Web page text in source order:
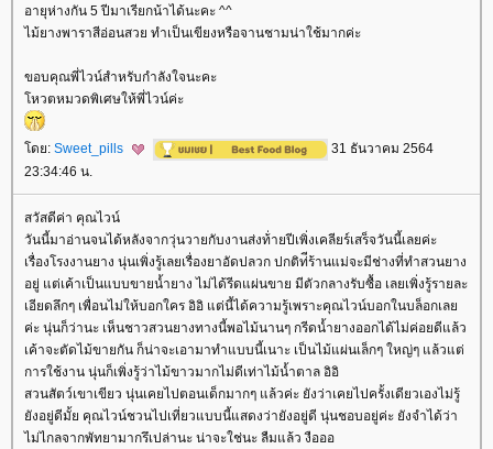
อายุห่างกัน 5 ปีมาเรียกน้าได้นะคะ ^^
ไม้ยางพาราสีอ่อนสวย ทำเป็นเขียงหรือจานชามน่าใช้มากค่ะ
ขอบคุณพี่ไวน์สำหรับกำลังใจนะคะ
หวตหมวดพิเศษให้พี่ไวน์ค่ะ
ดย: Sweet_pills
31 ธันวาคม 2564
23:34:46 น.
สวัสดีค่า คุณไวน์
วันนี้มาอ่านจนได้หลังจากวุ่นวายกับงานส่งท้่ายปีเพิ่งเคลียร์เสร็จวันนี้เลยค่ะ
เรื่องโรงงานยาง นุ่นเพิ่งรู้เลยเรื่องยาอัดปลวก ปกติท่ีร้านแม่จะมีช่างที่ทำสวนยาง
อยู่ แต่เค้าเป็นแบบขายน้ำยาง ไม่ได้รีดแผ่นขาย มีตัวกลางรับซื้อ เลยเพิ่งรู้รายละ
เอียดลึกๆ เพื่อนไม่ให้บอกใคร อิอิ แต่นี้ได้ความรู้เพราะคุณไวน์บอกในบล็อกเล
ค่ะ นุ่นก็ว่านะ เห็นชาวสวนยางทางนี้พอไม้นานๆ กรีดน้ำยางออกได้ไม่ค่อยดีแล้ว
เค้าจะตัดไม้ขายกัน ก็น่าจะเอามาทำแบบนี้เนาะ เป็นไม้แผ่นเล็กๆ ใหญ่ๆ แล้วแต่
การใช้งาน นุ่นก็เพิ่งรู้ว่าไม้ขาวมากไม่ดีเท่าไม้น้ำตาล อิอิ
สวนสัตว์เขาเขียว นุ่นเคยไปตอนเด็กมากๆ แล้วค่ะ ยังว่าเคยไปครั้งเดียวเองไม่รู้
ังอยู่ดีมั้ย คุณไวน์ชวนไปเที่ยวแบบนี้แสดงว่ายังอยู่ดี นุ่นชอบอยู่ค่ะ ยังจำได้ว่า
ไม่ไกลจากพัทยามากรึเปล่านะ น่าจะใช่นะ ลืมแล้ว งือออ